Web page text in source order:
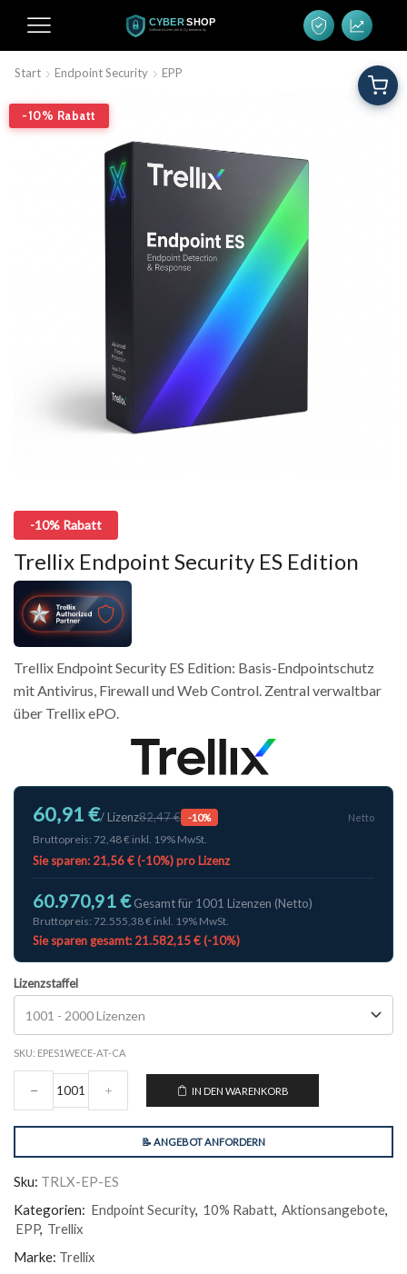
Start Endpoint Security EPP
-10% Rabatt
-10% Rabatt
Trellix Endpoint Security ES Edition
Trellix Endpoint Security ES Edition: Basis-Endpointschutz
mit Antivirus, Firewall und Web Control. Zentral verwaltbar
über Trellix ePO.
60,91 €/ Lizenz82,47 € -10% Netto
Bruttopreis: 72,48 € inkl. 19% MwSt.
Sie sparen: 21,56 € (-10%) pro Lizenz
60.970,91 € Gesamt für 1001 Lizenzen (Netto)
Bruttopreis: 72.555,38 € inkl. 19% MwSt.
Sie sparen gesamt: 21.582,15 € (-10%)
Lizenzstaffel
SKU: EPES1WECE-AT-CA
IN DEN WARENKORB
📝 ANGEBOT ANFORDERN
Sku: TRLX-EP-ES
Kategorien: Endpoint Security, 10% Rabatt Aktionsangebote
EPP, Trellix
Marke: Trellix